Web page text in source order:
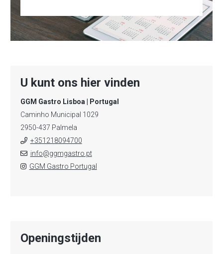
U kunt ons hier vinden
GGM Gastro Lisboa | Portugal
Caminho Municipal 1029
2950-437 Palmela
+351218094700
info@ggmgastro.pt
GGM Gastro Portugal
Openingstijden